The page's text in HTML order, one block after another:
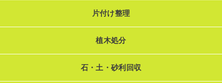
片付け整理
植木処分
石・土・砂利回収